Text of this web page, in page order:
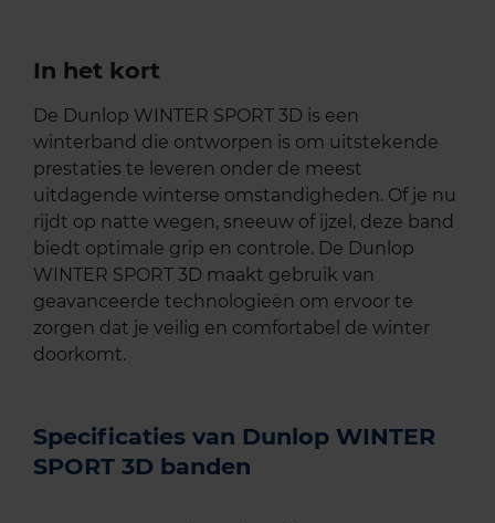
In het kort
De Dunlop WINTER SPORT 3D is een
winterband die ontworpen is om uitstekende
prestaties te leveren onder de meest
uitdagende winterse omstandigheden. Of je nu
rijdt op natte wegen, sneeuw of ijzel, deze band
biedt optimale grip en controle. De Dunlop
WINTER SPORT 3D maakt gebruik van
geavanceerde technologieën om ervoor te
zorgen dat je veilig en comfortabel de winter
doorkomt.
Specificaties van Dunlop WINTER
SPORT 3D banden